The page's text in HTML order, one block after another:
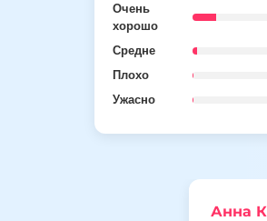
Очень
хорошо
Средне
Плохо
Ужасно
Анна